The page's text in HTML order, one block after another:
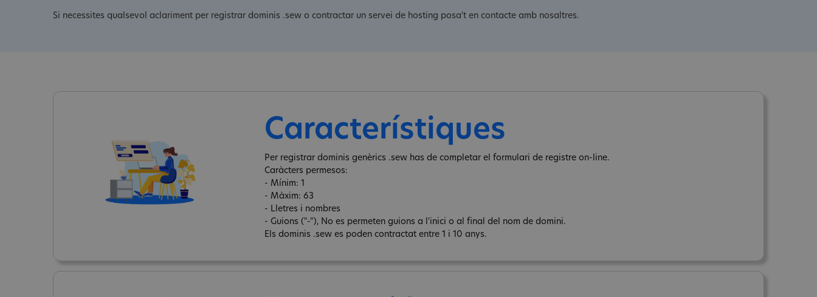
Si necessites qualsevol aclariment per registrar dominis .sew o contractar un servei de hosting posa't en contacte amb nosaltres.
Característiques
Per registrar dominis genèrics .sew has de completar el formulari de registre on-line.
Caràcters permesos:
- Mínim: 1
- Màxim: 63
- Lletres i nombres
- Guions ("-"), No es permeten guions a l'inici o al final del nom de domini.
Els dominis .sew es poden contractat entre 1 i 10 anys.